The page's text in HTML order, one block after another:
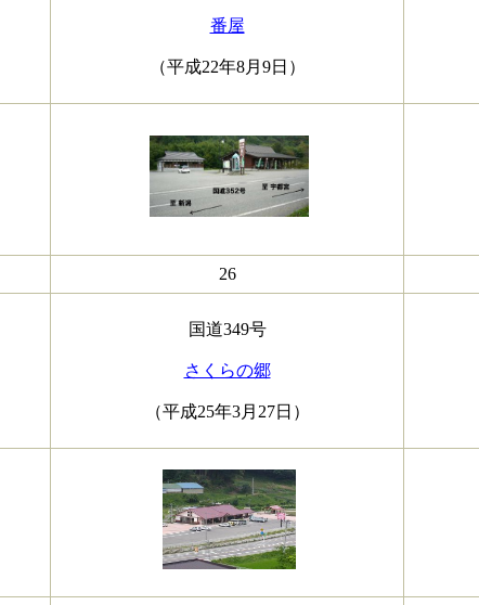
番屋
（平成22年8月9日）
26
国道349号
さくらの郷
（平成25年3月27日）